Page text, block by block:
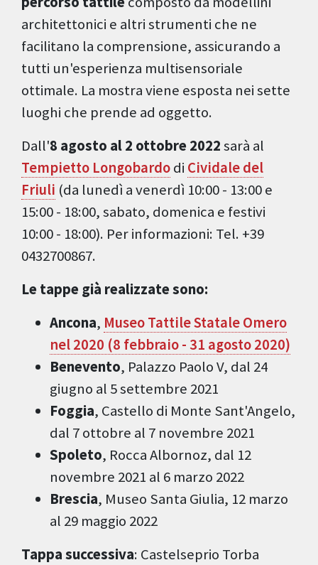
architettonici e altri strumenti che ne
facilitano la comprensione, assicurando a
tutti un'esperienza multisensoriale
ottimale. La mostra viene esposta nei sette
luoghi che prende ad oggetto.
Dall'8 agosto al 2 ottobre 2022sarà al
Tempietto Longobardodi Cividale del
Friuli (da lunedì a venerdì 10:00 - 13:00 e
15:00 - 18:00, sabato, domenica e festivi
10:00 - 18:00). Per informazioni: Tel. +39
0432700867.
Le tappe già realizzate sono:
Ancona, Museo Tattile Statale Omero
nel 2020 (8 febbraio - 31 agosto 2020)
Benevento, Palazzo Paolo V, dal 24
giugno al 5 settembre 2021
Foggia, Castello di Monte Sant'Angelo,
dal 7 ottobre al 7 novembre 2021
Spoleto, Rocca Albornoz, dal 12
novembre 2021 al 6 marzo 2022
Brescia, Museo Santa Giulia, 12 marzo
al 29 maggio 2022
Tappa successiva: Castelseprio Torba